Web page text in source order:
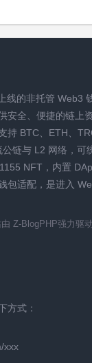
线的非托管 Web3
安全、便捷的链上
持 BTC、ETH、
链与 L2 网络，可
NFT，内置
包适配，是进入
Z-BlogPHP强力驱动
方式：
xxx